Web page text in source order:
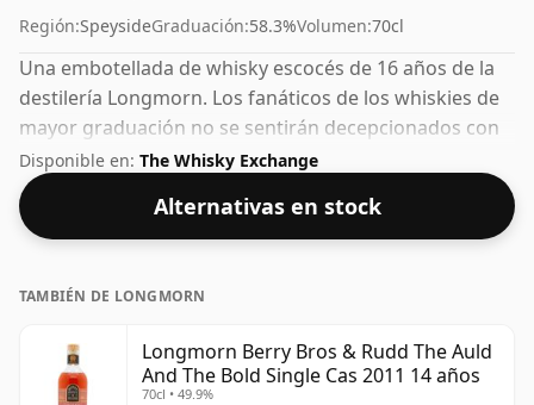
Región:SpeysideGraduación:58.3%Volumen:70cl
Una embotellada de whisky escocés de 16 años de la
destilería Longmorn. Los fanáticos de los whiskies de
mayor graduación no se sentirán decepcionados con
este embotellado que tiene un 58,3% ABV.
Disponible en: The Whisky Exchange
Alternativas en stock
TAMBIÉN DE LONGMORN
Longmorn Berry Bros & Rudd The Auld
And The Bold Single Cas 2011 14 años
70cl • 49.9%